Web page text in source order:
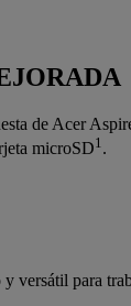
de Acer
microSD1 .
versátil para